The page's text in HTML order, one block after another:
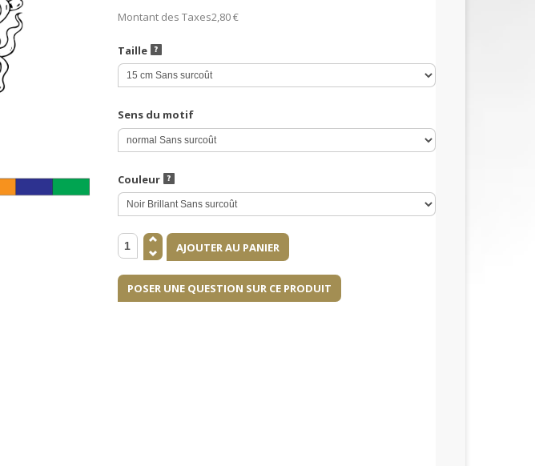
Montant des Taxes2,80 €
Taille
Sens du motif
Couleur
POSER UNE QUESTION SUR CE PRODUIT